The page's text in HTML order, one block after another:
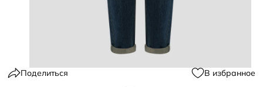
Поделиться В избранное